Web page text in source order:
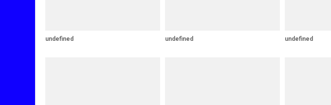
undefined undefined undefined